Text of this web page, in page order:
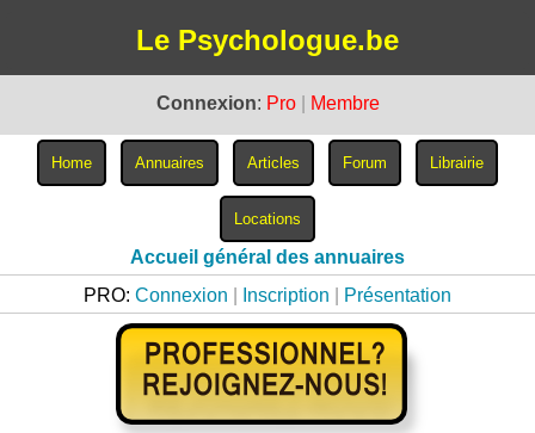
Le Psychologue.be
Connexion: Pro Membre
Accueil général des annuaires
PRO: Connexion Inscription Présentation